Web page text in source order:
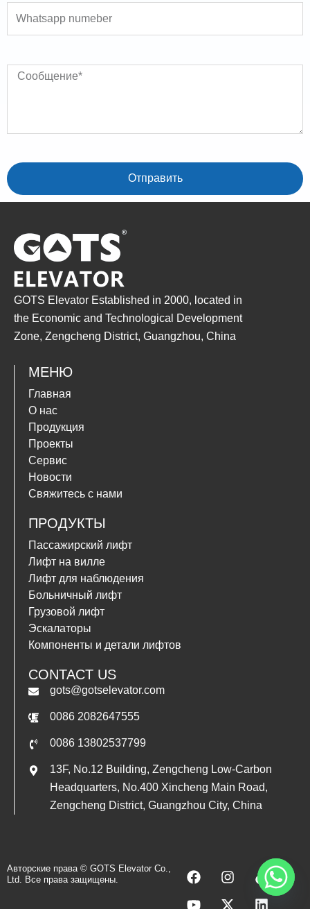
Отправить
GOTS Elevator Established in 2000, located in
the Economic and Technological Development
Zone, Zengcheng District, Guangzhou, China
МЕНЮ
Главная
О нас
Продукция
Проекты
Сервис
Новости
Свяжитесь с нами
ПРОДУКТЫ
Пассажирский лифт
Лифт на вилле
Лифт для наблюдения
Больничный лифт
Грузовой лифт
Эскалаторы
Компоненты и детали лифтов
CONTACT US
gots@gotselevator.com
0086 2082647555
0086 13802537799
13F, No.12 Building, Zengcheng Low-Carbon
Headquarters, No.400 Xincheng Main Road,
Zengcheng District, Guangzhou City, China
Авторские права © GOTS Elevator Co.,
Ltd. Все права защищены.
F
a
c
I
n
s
T
i
k
Y
o
u
X
-
t
L
i
n
French
German
Portuguese